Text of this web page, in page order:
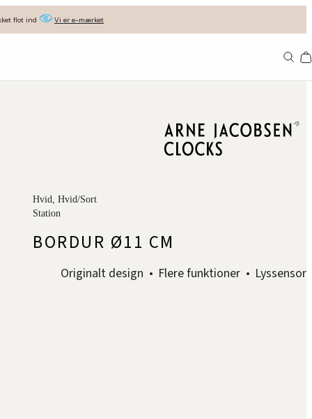
flot ind Vi er e-mærket
Hvid, Hvid/Sort
Station
BORDUR Ø11 CM
Originalt design Flere funktioner Lyssensor